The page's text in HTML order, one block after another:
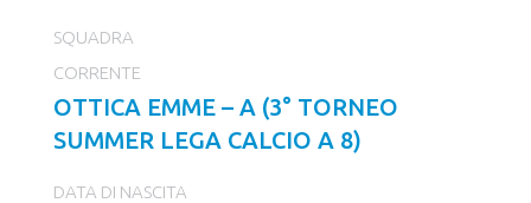
SQUADRA
CORRENTE
OTTICA EMME – A (3° TORNEO
SUMMER LEGA CALCIO A 8)
DATA DI NASCITA